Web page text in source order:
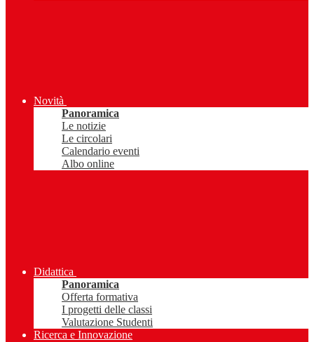
Novità
Panoramica
Le notizie
Le circolari
Calendario eventi
Albo online
Didattica
Panoramica
Offerta formativa
I progetti delle classi
Valutazione Studenti
Ricerca e Innovazione